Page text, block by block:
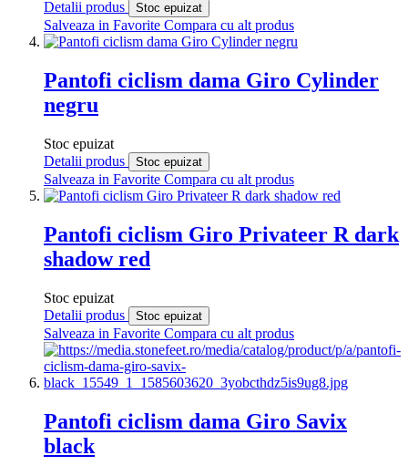
Detalii produs Stoc epuizat
Salveaza in Favorite Compara cu alt produs
Pantofi ciclism dama Giro Cylinder
negru
Stoc epuizat
Detalii produs
Stoc epuizat
Salveaza in Favorite Compara cu alt produs
Pantofi ciclism Giro Privateer R dark
shadow red
Stoc epuizat
Detalii produs
Stoc epuizat
Salveaza in Favorite Compara cu alt produs
Pantofi ciclism dama Giro Savix
black